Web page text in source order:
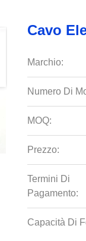
Cavo
Marchio:
Numero Di
MOQ:
Prezzo:
Termini Di
Pagamento:
Capacità Di